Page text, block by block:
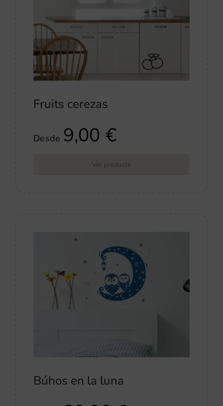
Fruits cerezas
Desde 9,00 €
Ver producto
Búhos en la luna